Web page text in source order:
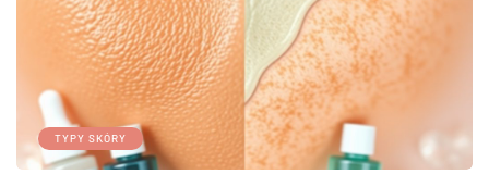
TYPY SKÓRY